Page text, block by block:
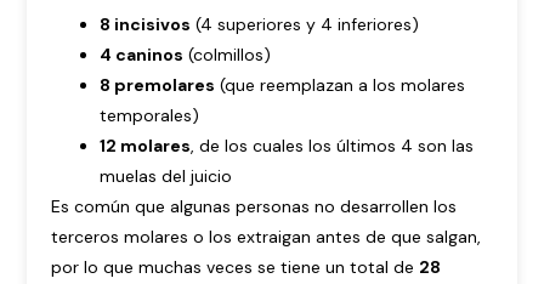
8 incisivos (4 superiores y 4 inferiores)
4 caninos (colmillos)
8 premolares (que reemplazan a los molares
temporales)
12 molares, de los cuales los últimos 4 son las
muelas del juicio
Es común que algunas personas no desarrollen los
terceros molares o los extraigan antes de que salgan,
por lo que muchas veces se tiene un total de 28